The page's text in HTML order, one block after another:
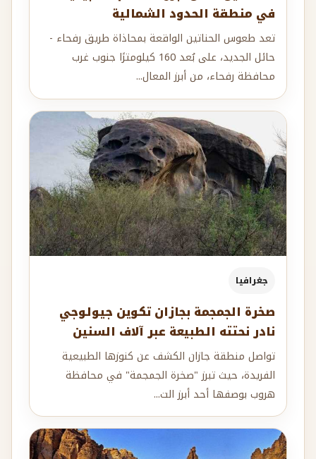
في منطقة الحدود الشمالية
تعد طعوس الحناتين الواقعة بمحاذاة طريق رفحاء -
حائل الجديد، على بُعد 160 كيلومترًا جنوب غرب
محافظة رفحاء، من أبرز المعال...
جغرافيا
صخرة الجمجمة بجازان تكوين جيولوجي
نادر نحتته الطبيعة عبر آلاف السنين
تواصل منطقة جازان الكشف عن كنوزها الطبيعية
الفريدة، حيث تبرز "صخرة الجمجمة" في محافظة
هروب بوصفها أحد أبرز الت...